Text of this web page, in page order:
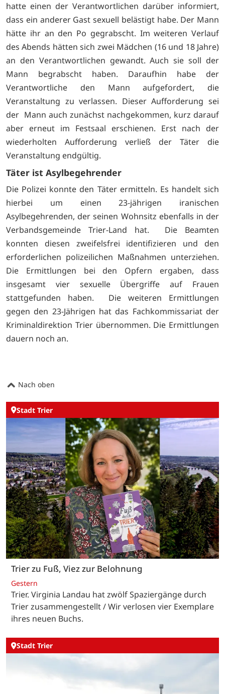
hatte einen der Verantwortlichen darüber informiert,
dass ein anderer Gast sexuell belästigt habe. Der Mann
hätte ihr an den Po gegrabscht. Im weiteren Verlauf
des Abends hätten sich zwei Mädchen (16 und 18 Jahre)
an den Verantwortlichen gewandt. Auch sie soll der
Mann begrabscht haben. Daraufhin habe der
Verantwortliche den Mann aufgefordert, die
Veranstaltung zu verlassen. Dieser Aufforderung sei
der Mann auch zunächst nachgekommen, kurz darauf
aber erneut im Festsaal erschienen. Erst nach der
wiederholten Aufforderung verließ der Täter die
Veranstaltung endgültig.
Täter ist Asylbegehrender
Die Polizei konnte den Täter ermitteln. Es handelt sich
hierbei um einen 23-jährigen iranischen
Asylbegehrenden, der seinen Wohnsitz ebenfalls in der
Verbandsgemeinde Trier-Land hat. Die Beamten
konnten diesen zweifelsfrei identifizieren und den
erforderlichen polizeilichen Maßnahmen unterziehen.
Die Ermittlungen bei den Opfern ergaben, dass
insgesamt vier sexuelle Übergriffe auf Frauen
stattgefunden haben. Die weiteren Ermittlungen
gegen den 23-Jährigen hat das Fachkommissariat der
Kriminaldirektion Trier übernommen. Die Ermittlungen
dauern noch an.
Nach oben
Stadt Trier
Trier zu Fuß, Viez zur Belohnung
Gestern
Trier. Virginia Landau hat zwölf Spaziergänge durch
Trier zusammengestellt / Wir verlosen vier Exemplare
ihres neuen Buchs.
Stadt Trier